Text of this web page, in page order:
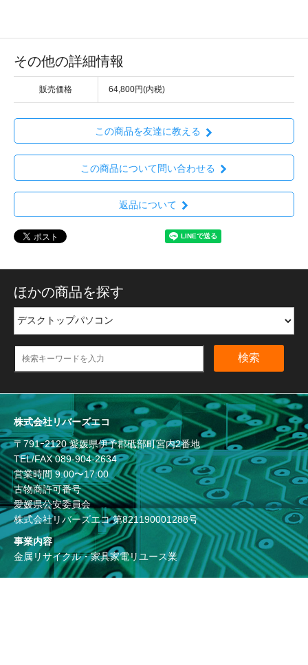
その他の詳細情報
販売価格 64,800円(内税)
この商品を友達に教える
この商品について問い合わせる
返品について
ほかの商品を探す
検索
株式会社リバーズエコ
〒791ｰ2120 愛媛県伊予郡砥部町宮内2番地
TEL/FAX089-904-2634
営業時間 9:00〜17:00
古物商許可番号
愛媛県公安委員会
株式会社リバーズエコ 第821190001288号
事業内容
金属リサイクル・家具家電リユース業